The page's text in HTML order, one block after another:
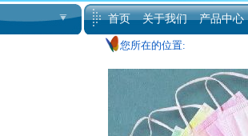
首页 关于我们 产品中心
您所在的位置: